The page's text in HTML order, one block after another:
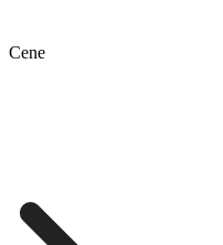
Cene